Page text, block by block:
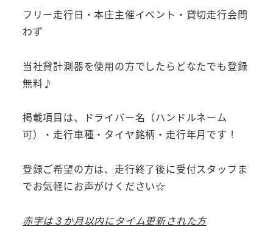
フリー走行日・本庄主催イベント・貸切走行会問
わず
当社貸計測器を使用の方でしたらどなたでも登録
無料♪
掲載項目は、ドライバー名（ハンドルネーム
可）・走行車種・タイヤ銘柄・走行年月です！
登録ご希望の方は、走行終了後に受付スタッフま
でお気軽にお声がけください☆
赤字は３か月以内にタイム更新された方